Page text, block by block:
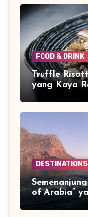
FOOD & DRINK
Truffle
yang Kaya
DESTINATIONS
of Arabia”
Ujung